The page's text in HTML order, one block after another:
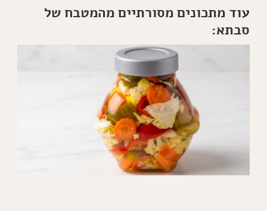
עוד מתכונים מסורתיים מהמטבח של
סבתא: